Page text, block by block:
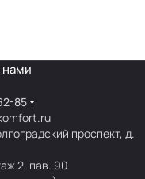
нами
85
проспект, д.
2, пав. 90